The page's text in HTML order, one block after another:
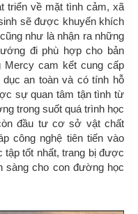
triển về mặt tình cảm, xã
sẽ được khuyến khích
như là nhận ra những
đi phù hợp cho bản
Mercy cam kết cung cấp
an toàn và có tính hỗ
sự quan tâm tận tình từ
trong suốt quá trình học
đầu tư cơ sở vật chất
công nghệ tiên tiến vào
tập tốt nhất, trang bị được
sàng cho con đường học